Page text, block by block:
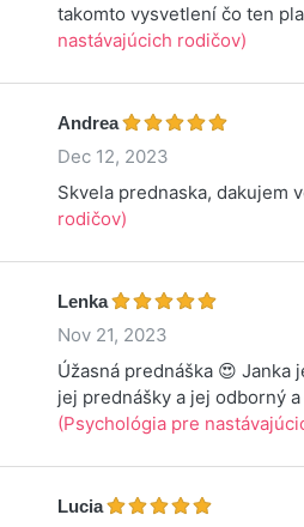
takomto vysvetlení čo ten
nastávajúcich rodičov)
Andrea
Dec 12, 2023
Skvela prednaska, dakujem
rodičov)
Lenka
Nov 21, 2023
Úžasná prednáška 😍 Janka
jej prednášky a jej odborný
(Psychológia pre
Lucia